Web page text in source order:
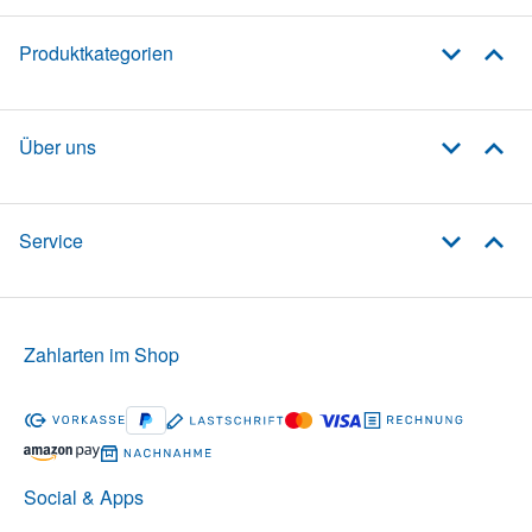
Produktkategorien
Über uns
Service
Social & Apps
Zahlarten im Shop